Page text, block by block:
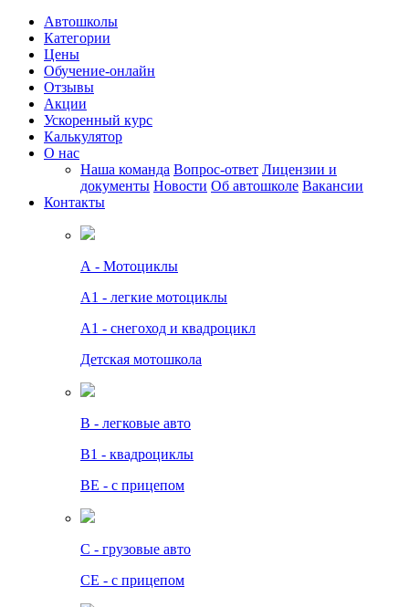
Автошколы
Категории
Цены
Обучение-онлайн
Отзывы
Акции
Ускоренный курс
Калькулятор
О нас
Наша команда Вопрос-ответ Лицензии и
документы Новости Об автошколе Вакансии
Контакты
А - Мотоциклы
A1 - легкие мотоциклы
A1 - снегоход и квадроцикл
Детская мотошкола
B - легковые авто
В1 - квадроциклы
BE - с прицепом
C - грузовые авто
СЕ - с прицепом